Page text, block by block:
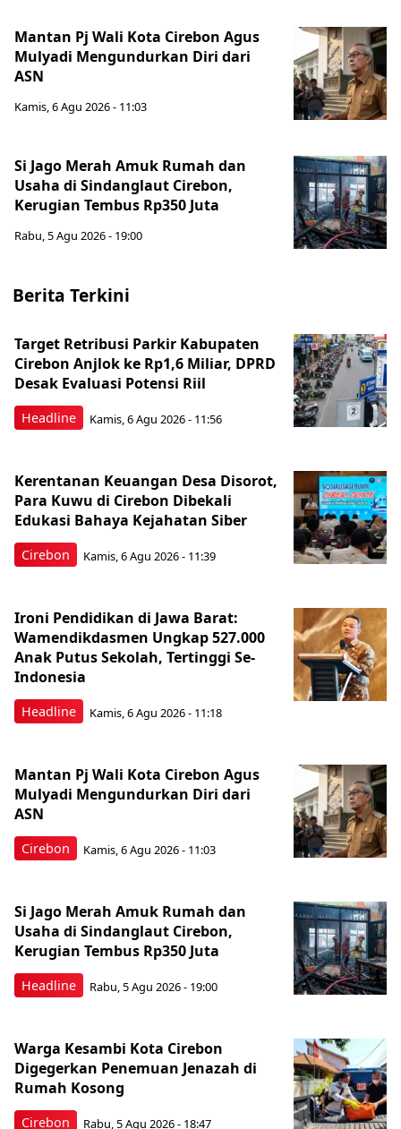
Mantan Pj Wali Kota Cirebon Agus
Mulyadi Mengundurkan Diri dari
ASN
Kamis, 6 Agu 2026 - 11:03
Si Jago Merah Amuk Rumah dan
Usaha di Sindanglaut Cirebon,
Kerugian Tembus Rp350 Juta
Rabu, 5 Agu 2026 - 19:00
Berita Terkini
Headline
Target Retribusi Parkir Kabupaten
Cirebon Anjlok ke Rp1,6 Miliar, DPRD
Desak Evaluasi Potensi Riil
Kamis, 6 Agu 2026 - 11:56
Cirebon
Kerentanan Keuangan Desa Disorot,
Para Kuwu di Cirebon Dibekali
Edukasi Bahaya Kejahatan Siber
Kamis, 6 Agu 2026 - 11:39
Headline
Ironi Pendidikan di Jawa Barat:
Wamendikdasmen Ungkap 527.000
Anak Putus Sekolah, Tertinggi Se-
Indonesia
Kamis, 6 Agu 2026 - 11:18
Cirebon
Mantan Pj Wali Kota Cirebon Agus
Mulyadi Mengundurkan Diri dari
ASN
Kamis, 6 Agu 2026 - 11:03
Headline
Si Jago Merah Amuk Rumah dan
Usaha di Sindanglaut Cirebon,
Kerugian Tembus Rp350 Juta
Rabu, 5 Agu 2026 - 19:00
Cirebon
Warga Kesambi Kota Cirebon
Digegerkan Penemuan Jenazah di
Rumah Kosong
Rabu, 5 Agu 2026 - 18:47